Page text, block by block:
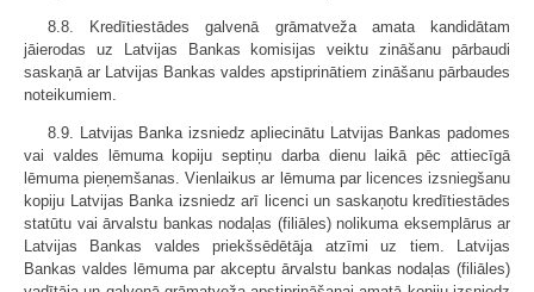
8.8. Kredītiestādes galvenā grāmatveža amata kandidātam
jāierodas uz Latvijas Bankas komisijas veiktu zināšanu pārbaudi
saskaņā ar Latvijas Bankas valdes apstiprinātiem zināšanu pārbaudes
noteikumiem.
8.9. Latvijas Banka izsniedz apliecinātu Latvijas Bankas padomes
vai valdes lēmuma kopiju septiņu darba dienu laikā pēc attiecīgā
lēmuma pieņemšanas. Vienlaikus ar lēmuma par licences izsniegšanu
kopiju Latvijas Banka izsniedz arī licenci un saskaņotu kredītiestādes
statūtu vai ārvalstu bankas nodaļas (filiāles) nolikuma eksemplārus ar
Latvijas Bankas valdes priekšsēdētāja atzīmi uz tiem. Latvijas
Bankas valdes lēmuma par akceptu ārvalstu bankas nodaļas (filiāles)